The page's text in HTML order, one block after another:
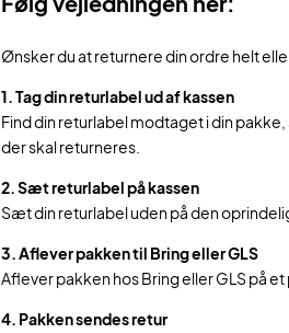
Ønsker du at returnere din ordre helt
1. Tag din returlabel ud af kassen
Find din returlabel modtaget i din
der skal returneres.
2. Sæt returlabel på kassen
Sæt din returlabel uden på den
3. Aflever pakken til Bring eller GLS
Aflever pakken hos Bring eller GLS på
4. Pakken sendes retur